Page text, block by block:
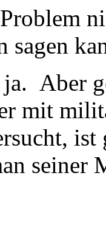
sagen
Aber
mit
seiner